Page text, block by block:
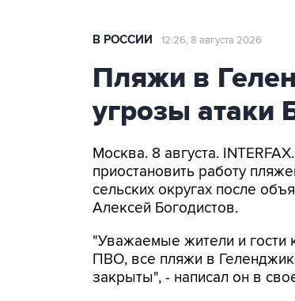
В РОССИИ 12:26, 8 августа 2026
Пляжи в
угрозы атаки
Москва. 8 августа.
приостановить работу
сельских округах после
Алексей Богодистов.
"Уважаемые жители и гости
ПВО, все пляжи в
закрыты", - написал он в